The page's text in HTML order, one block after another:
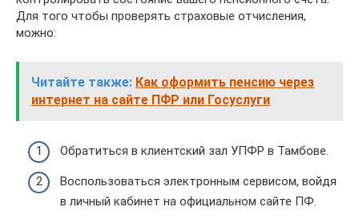
Для того чтобы проверять страховые отчисления,
можно:
Читайте также: Как оформить пенсию через
интернет на сайте ПФР или Госуслуги
Обратиться в клиентский зал УПФР в Тамбове.
Воспользоваться электронным сервисом, войдя
в личный кабинет на официальном сайте ПФ.